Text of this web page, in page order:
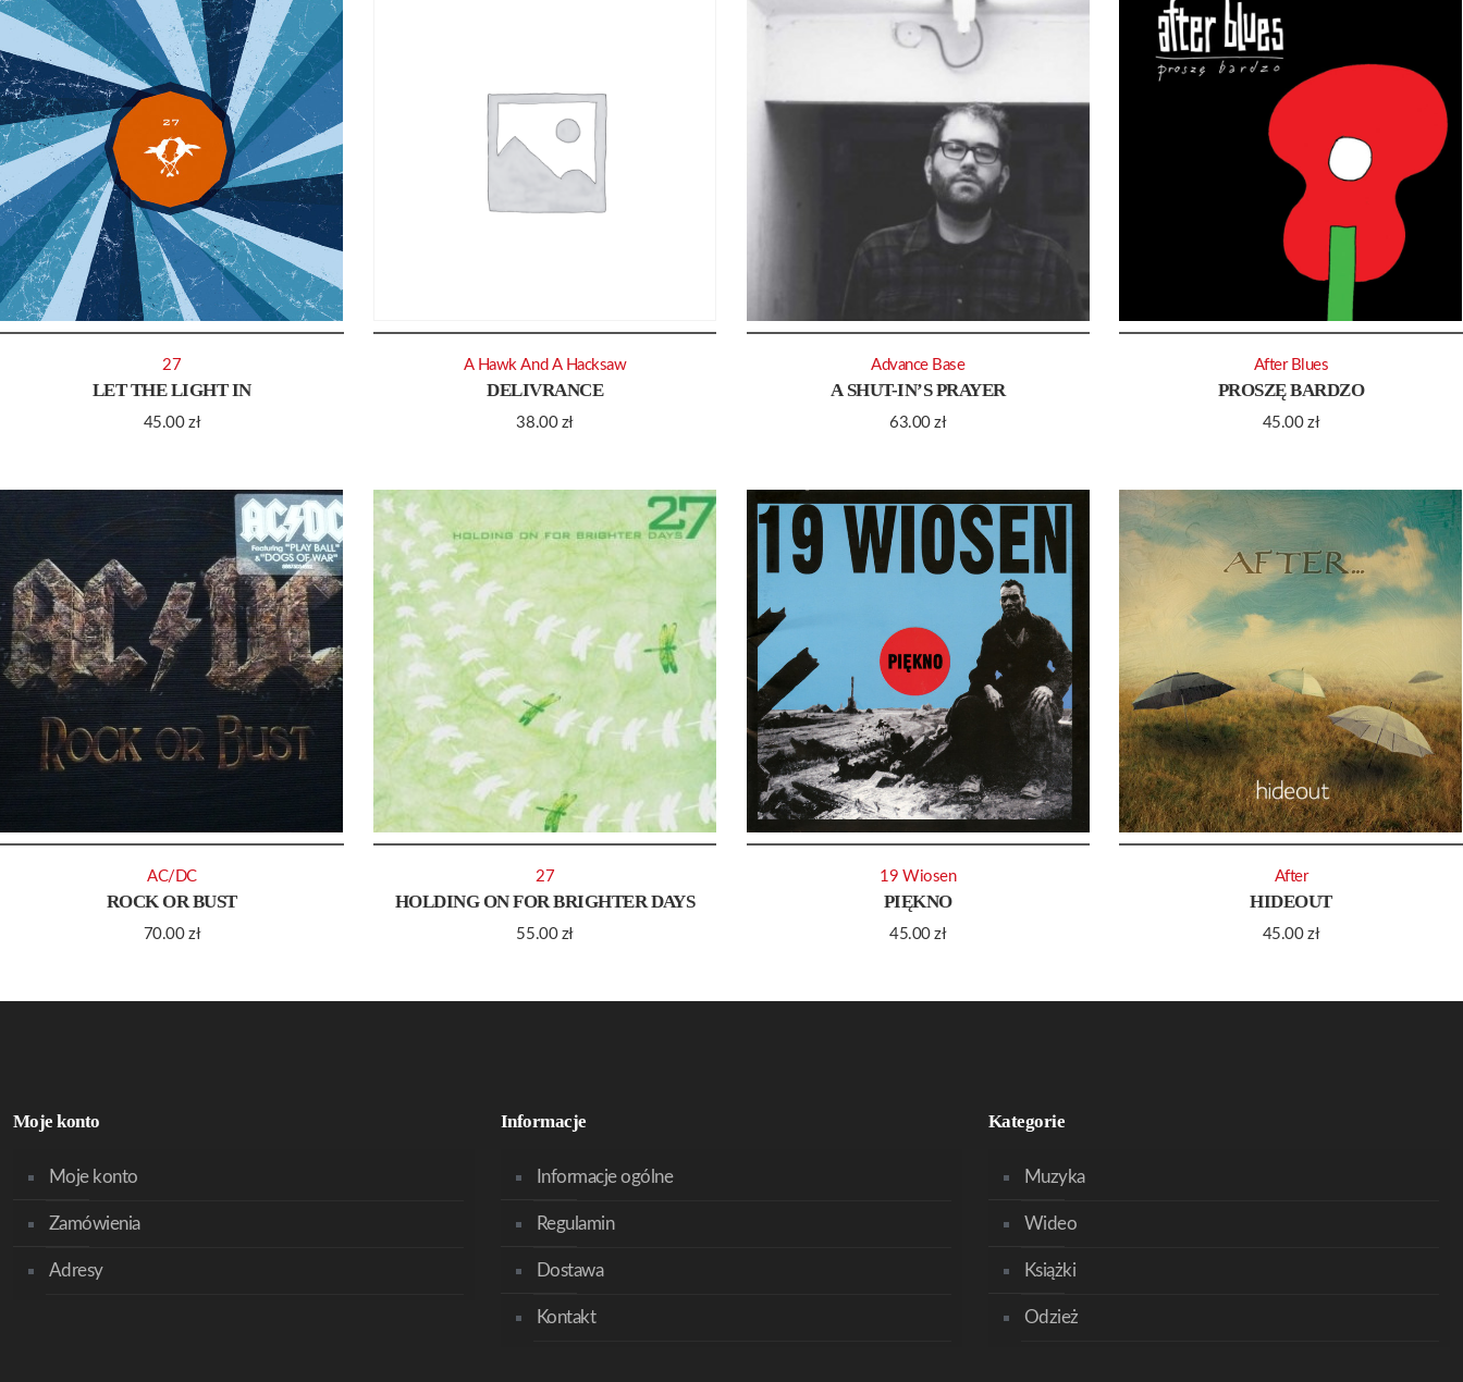
LET THE LIGHT IN
45.00zł
27
DELIVRANCE
38.00 zł
A Hawk And A Hacksaw
A SHUT-IN’S PRAYER
63.00zł
Advance Base
PROSZĘ BARDZO
45.00zł
After Blues
ROCK OR BUST
70.00zł
AC/DC
HOLDING ON FOR BRIGHTER DAYS
55.00 zł
27
PIĘKNO
45.00zł
19 Wiosen
HIDEOUT
45.00zł
After
Moje konto
Moje konto
Zamówienia
Adresy
Informacje
Informacje ogólne
Regulamin
Dostawa
Kontakt
Kategorie
Muzyka
Wideo
Książki
Odzież